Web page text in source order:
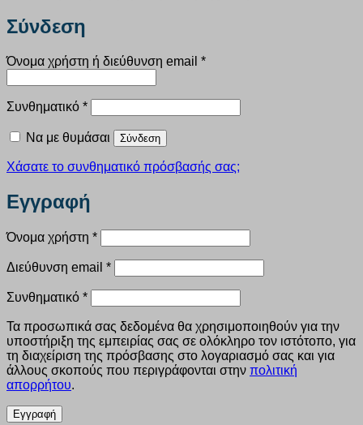
Σύνδεση
Όνομα χρήστη ή διεύθυνση email *Απαιτείται
Συνθηματικό *Απαιτείται
Να με θυμάσαι Σύνδεση
Χάσατε το συνθηματικό πρόσβασής σας;
Εγγραφή
Όνομα χρήστη *Απαιτείται
Διεύθυνση email *Απαιτείται
Συνθηματικό *Απαιτείται
Τα προσωπικά σας δεδομένα θα χρησιμοποιηθούν για την
υποστήριξη της εμπειρίας σας σε ολόκληρο τον ιστότοπο, για
τη διαχείριση της πρόσβασης στο λογαριασμό σας και για
άλλους σκοπούς που περιγράφονται στην πολιτική
απορρήτου.
Εγγραφή